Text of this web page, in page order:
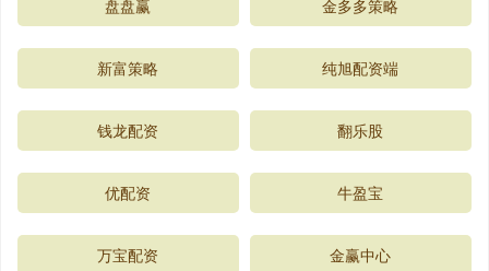
盘盘赢 金多多策略
新富策略 纯旭配资端
钱龙配资 翻乐股
优配资 牛盈宝
万宝配资 金赢中心